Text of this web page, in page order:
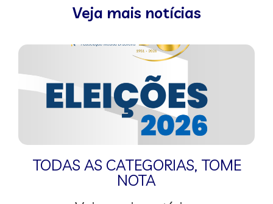
Veja mais notícias
TODAS AS CATEGORIAS, TOME
NOTA